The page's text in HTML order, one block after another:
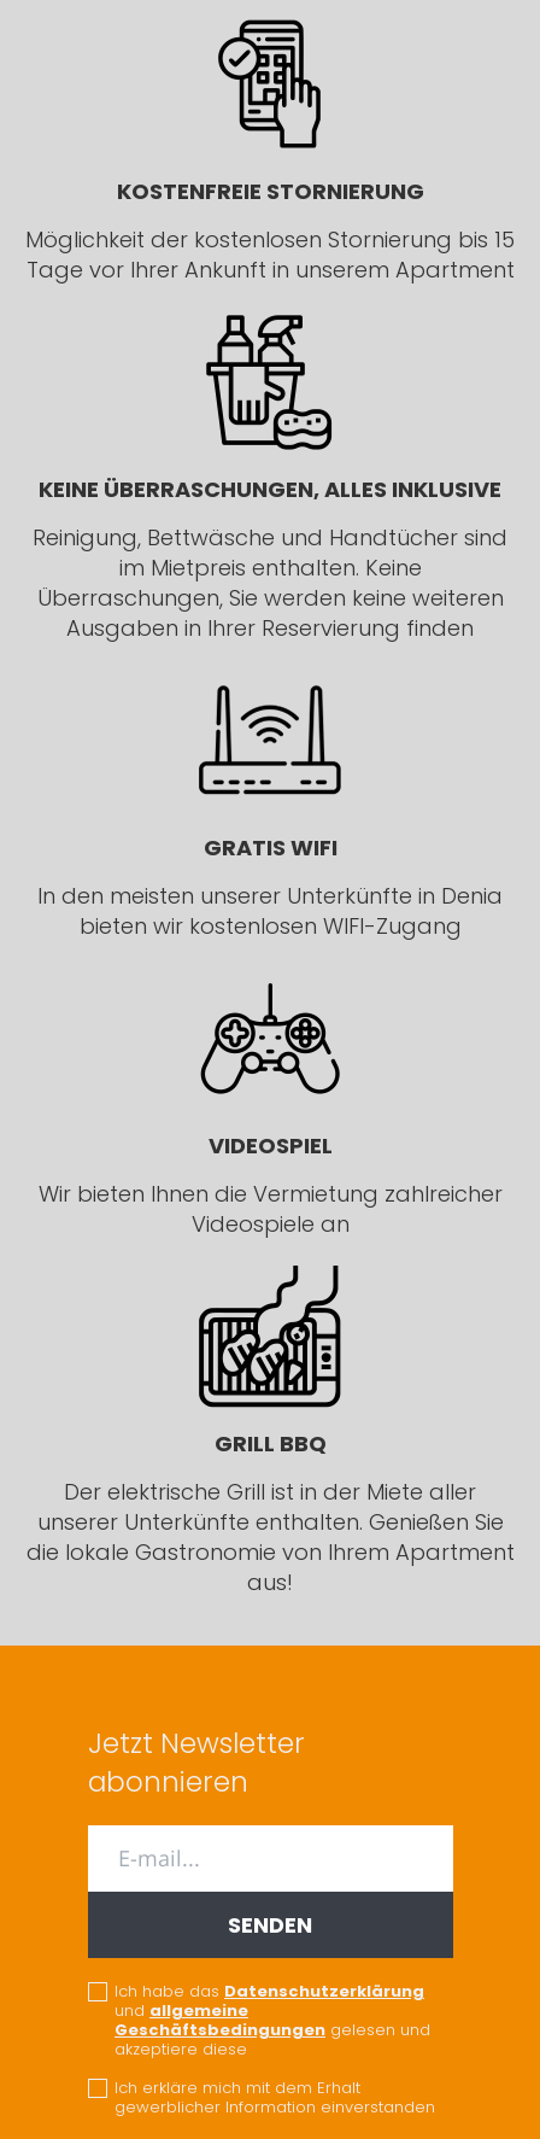
KOSTENFREIE STORNIERUNG
Möglichkeit der kostenlosen Stornierung bis 15
Tage vor Ihrer Ankunft in unserem Apartment
KEINE ÜBERRASCHUNGEN, ALLES INKLUSIVE
Reinigung, Bettwäsche und Handtücher sind
im Mietpreis enthalten. Keine
Überraschungen, Sie werden keine weiteren
Ausgaben in Ihrer Reservierung finden
GRATIS WIFI
In den meisten unserer Unterkünfte in Denia
bieten wir kostenlosen WIFI-Zugang
VIDEOSPIEL
Wir bieten Ihnen die Vermietung zahlreicher
Videospiele an
GRILL BBQ
Der elektrische Grill ist in der Miete aller
unserer Unterkünfte enthalten. Genießen Sie
die lokale Gastronomie von Ihrem Apartment
aus!
Jetzt Newsletter
abonnieren
Ich habe das Datenschutzerklärung
und allgemeine
Geschäftsbedingungen gelesen und
akzeptiere diese
Ich erkläre mich mit dem Erhalt
gewerblicher Information einverstanden